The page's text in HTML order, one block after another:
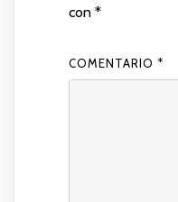
con *
COMENTARIO *